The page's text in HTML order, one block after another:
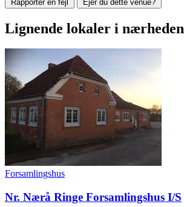
Rapportér en fejl Ejer du dette venue?
Lignende lokaler i nærheden
Forsamlingshus
Nr. Nærå Ringe Forsamlingshus I/S